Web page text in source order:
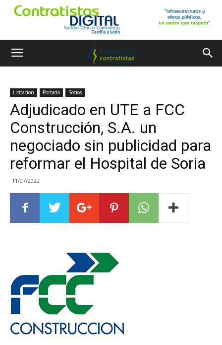
Licitacion Portada Socios
Adjudicado en UTE a FCC
Construcción, S.A. un
negociado sin publicidad para
reformar el Hospital de Soria
11/07/2022